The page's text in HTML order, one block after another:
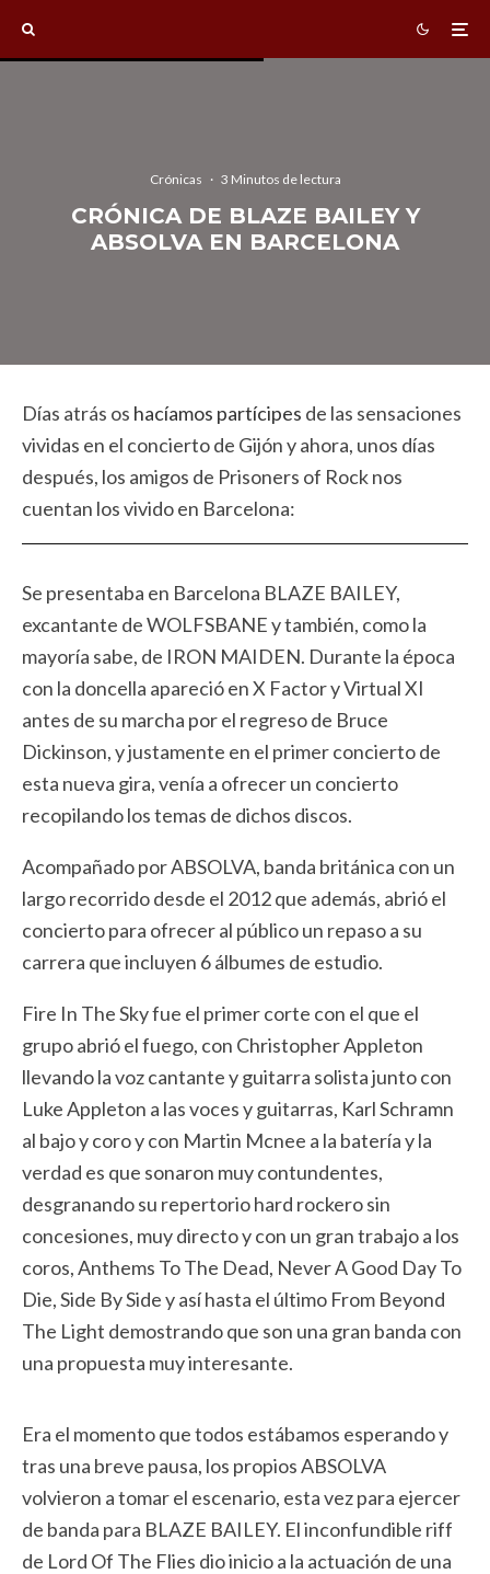
Crónicas · 3 Minutos de lectura
CRÓNICA DE BLAZE BAILEY Y
ABSOLVA EN BARCELONA
Días atrás os hacíamos partícipes de las sensaciones
vividas en el concierto de Gijón y ahora, unos días
después, los amigos de Prisoners of Rock nos
cuentan los vivido en Barcelona:
Se presentaba en Barcelona BLAZE BAILEY,
excantante de WOLFSBANE y también, como la
mayoría sabe, de IRON MAIDEN. Durante la época
con la doncella apareció en X Factor y Virtual XI
antes de su marcha por el regreso de Bruce
Dickinson, y justamente en el primer concierto de
esta nueva gira, venía a ofrecer un concierto
recopilando los temas de dichos discos.
Acompañado por ABSOLVA, banda británica con un
largo recorrido desde el 2012 que además, abrió el
concierto para ofrecer al público un repaso a su
carrera que incluyen 6 álbumes de estudio.
Fire In The Sky fue el primer corte con el que el
grupo abrió el fuego, con Christopher Appleton
llevando la voz cantante y guitarra solista junto con
Luke Appleton a las voces y guitarras, Karl Schramn
al bajo y coro y con Martin Mcnee a la batería y la
verdad es que sonaron muy contundentes,
desgranando su repertorio hard rockero sin
concesiones, muy directo y con un gran trabajo a los
coros, Anthems To The Dead, Never A Good Day To
Die, Side By Side y así hasta el último From Beyond
The Light demostrando que son una gran banda con
una propuesta muy interesante.
Era el momento que todos estábamos esperando y
tras una breve pausa, los propios ABSOLVA
volvieron a tomar el escenario, esta vez para ejercer
de banda para BLAZE BAILEY. El inconfundible riff
de Lord Of The Flies dio inicio a la actuación de una